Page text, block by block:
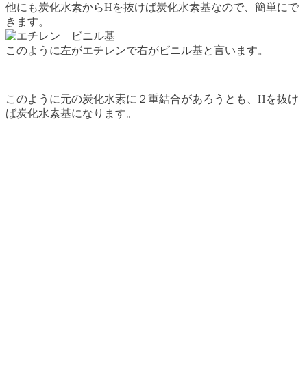
他にも炭化水素からHを抜けば炭化水素基なので、簡単にで
きます。
このように左がエチレンで右がビニル基と言います。
このように元の炭化水素に２重結合があろうとも、Hを抜け
ば炭化水素基になります。